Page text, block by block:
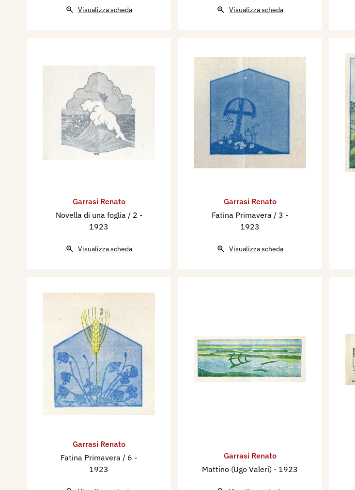
Visualizza scheda Visualizza scheda
Garrasi Renato
Novella di una foglia / 2 -
1923
Visualizza scheda
Garrasi Renato
Fatina Primavera / 3 -
1923
Visualizza scheda
Garrasi Renato
Fatina Primavera / 6 -
1923
Garrasi Renato
Mattino (Ugo Valeri) - 1923